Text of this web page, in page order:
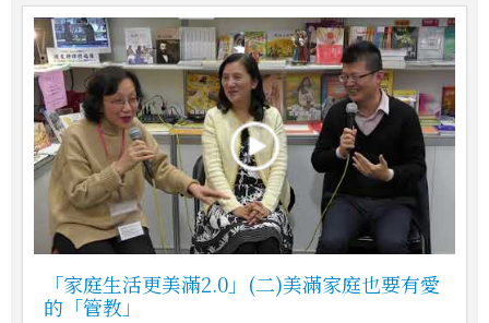
「家庭生活更美滿2.0」(二)美滿家庭也要有愛
的「管教」